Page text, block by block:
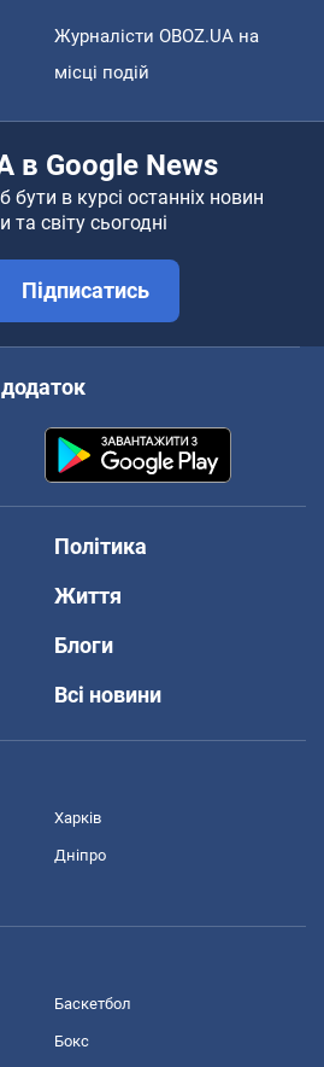
Журналісти OBOZ.UA на
місці подій
в Google News
бути в курсі останніх новин
та світу сьогодні
Підписатись
Політика
Життя
Блоги
Всі новини
Харків
Дніпро
Баскетбол
Бокс